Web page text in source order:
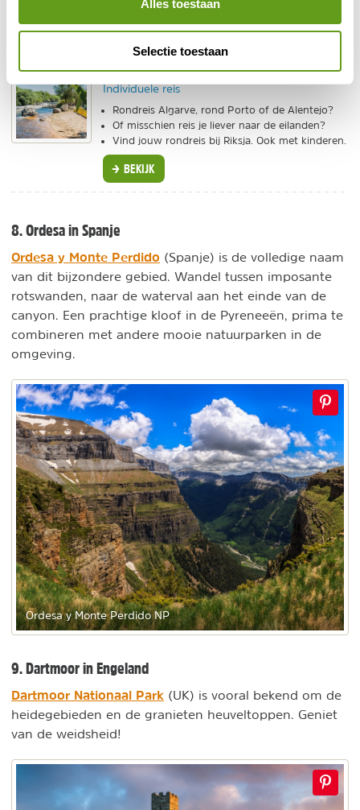
Alles toestaan
Selectie toestaan
Peneda Gerês
Riksja Travel - Portugal reizen
Individuele reis
Rondreis Algarve, rond Porto of de Alentejo?
Of misschien reis je liever naar de eilanden?
Vind jouw rondreis bij Riksja. Ook met kinderen.
BEKIJK
8. Ordesa in Spanje
Ordesa y Monte Perdido (Spanje) is de volledige naam
van dit bijzondere gebied. Wandel tussen imposante
rotswanden, naar de waterval aan het einde van de
canyon. Een prachtige kloof in de Pyreneeën, prima te
combineren met andere mooie natuurparken in de
omgeving.
Ordesa y Monte Perdido NP
9. Dartmoor in Engeland
Dartmoor Nationaal Park (UK) is vooral bekend om de
heidegebieden en de granieten heuveltoppen. Geniet
van de weidsheid!